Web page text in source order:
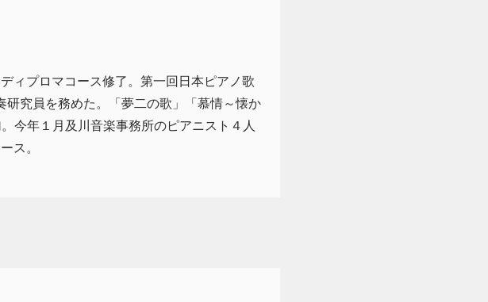
ィプロマコース修了。第一回日本ピアノ歌
究員を務めた。「夢二の歌」「慕情～懐か
今年１月及川音楽事務所のピアニスト４人
ス。